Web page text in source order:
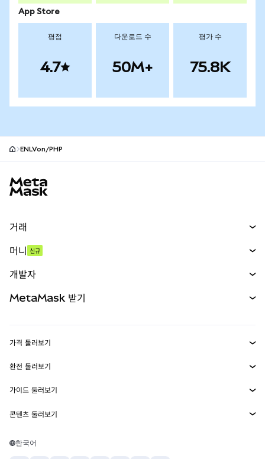
App Store
평점
4.7
다운로드 수
50M+
평가 수
75.8K
ENLVon/PHP
거래
무기한 선물
실물자산
머니 신규
개발자
MetaMask Connect
Snaps
웹3 서비스
MetaMask 받기
보안
고객 지원
채용
가격 둘러보기
이더리움 가격
솔라나 가격
테더 가격
환전 둘러보기
ETH를 USD로 환전
USDT를 INR로 환전
BTC를 INR로 환전
가이드 둘러보기
ETH 매수
콘텐츠 둘러보기
솔라나 지갑
한국어